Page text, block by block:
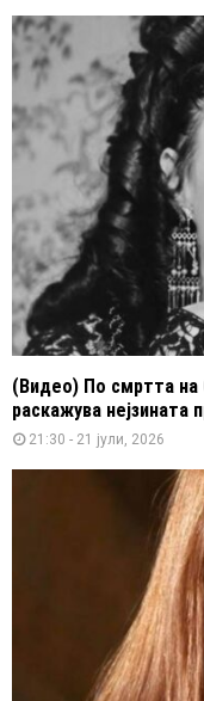
(Видео) По смртта на
раскажува нејзината
21:30 - 21 јули, 2026